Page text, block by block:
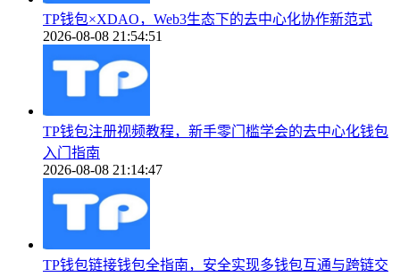
TP钱包×XDAO，Web3生态下的去中心化协作新范式
2026-08-08 21:54:51
TP钱包注册视频教程，新手零门槛学会的去中心化钱包
入门指南
2026-08-08 21:14:47
TP钱包链接钱包全指南，安全实现多钱包互通与跨链交